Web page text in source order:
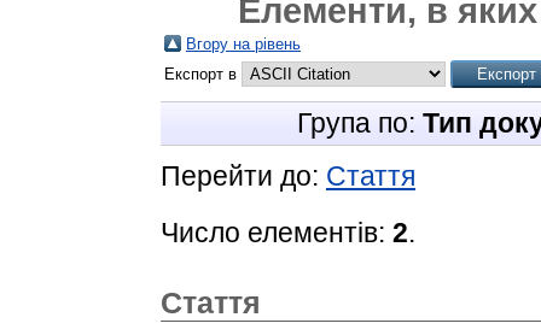
Елементи, в
Вгору на рівень
Експорт в
Група по: Тип
Перейти до: Стаття
Число елементів: 2.
Стаття